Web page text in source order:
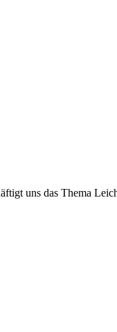
uns das Thema